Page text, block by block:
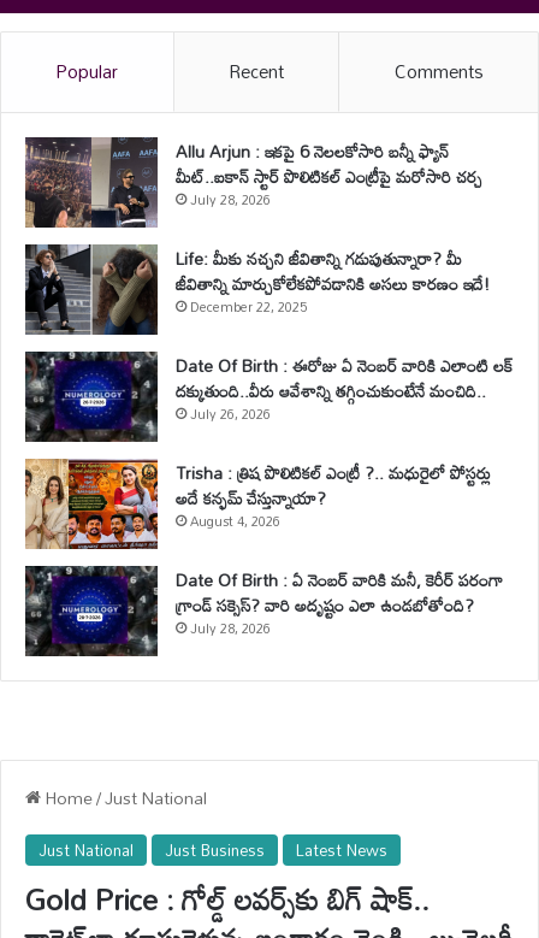
Popular Recent Comments
Allu Arjun : ఇకపై 6 నెలలకోసారి బన్నీ ఫ్యాన్
మీట్..ఐకాన్ స్టార్ పొలిటికల్ ఎంట్రీపై మరోసారి చర్చ
July 28, 2026
Life: మీకు నచ్చని జీవితాన్ని గడుపుతున్నారా? మీ
జీవితాన్ని మార్చుకోలేకపోవడానికి అసలు కారణం ఇదే!
December 22, 2025
Date Of Birth : ఈరోజు ఏ నెంబర్ వారికి ఎలాంటి లక్
దక్కుతుంది..వీరు ఆవేశాన్ని తగ్గించుకుంటేనే మంచిది..
July 26, 2026
Trisha : త్రిష పొలిటికల్ ఎంట్రీ ?.. మధురైలో పోస్టర్లు
అదే కన్ఫమ్ చేస్తున్నాయా?
August 4, 2026
Date Of Birth : ఏ నెంబర్ వారికి మనీ, కెరీర్ పరంగా
గ్రాండ్ సక్సెస్? వారి అదృష్టం ఎలా ఉండబోతోంది?
July 28, 2026